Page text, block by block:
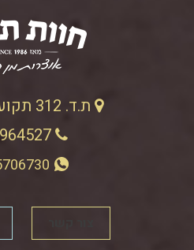
ת.ד. 312 תקוע 9090800
02-9964527